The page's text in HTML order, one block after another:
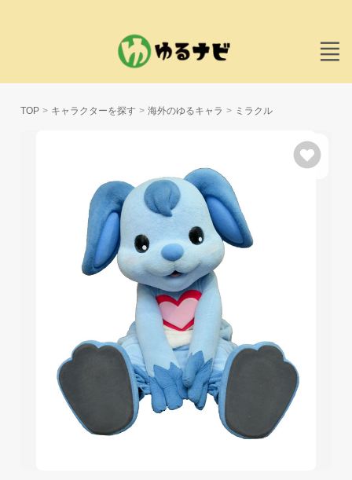
TOP キャラクターを探す 海外のゆるキャラ ミラクル